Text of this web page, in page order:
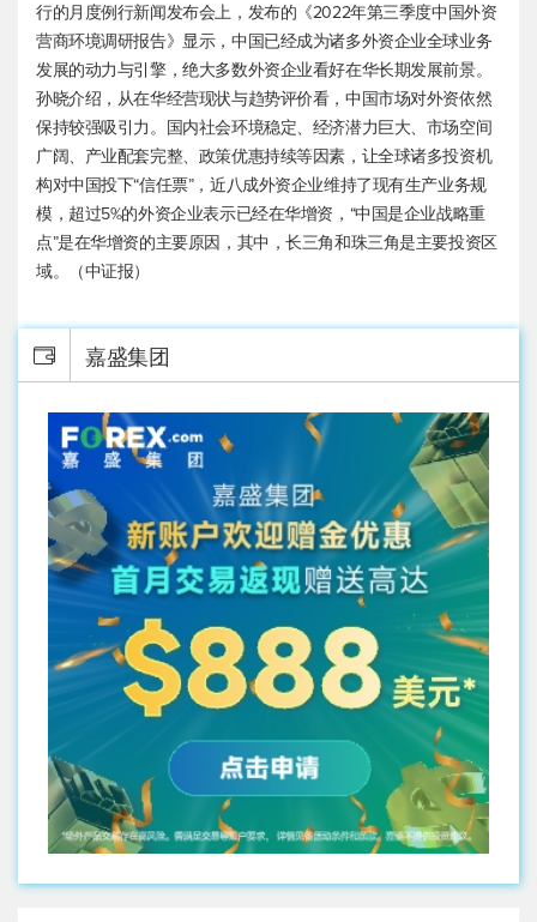
行的月度例行新闻发布会上，发布的《2022年第三季度中国外资
营商环境调研报告》显示，中国已经成为诸多外资企业全球业务
发展的动力与引擎，绝大多数外资企业看好在华长期发展前景。
孙晓介绍，从在华经营现状与趋势评价看，中国市场对外资依然
保持较强吸引力。国内社会环境稳定、经济潜力巨大、市场空间
广阔、产业配套完整、政策优惠持续等因素，让全球诸多投资机
构对中国投下“信任票”，近八成外资企业维持了现有生产业务规
模，超过5%的外资企业表示已经在华增资，“中国是企业战略重
点”是在华增资的主要原因，其中，长三角和珠三角是主要投资区
域。（中证报）
嘉盛集团